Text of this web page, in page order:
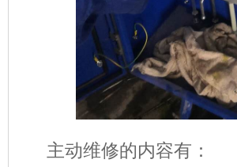
主动维修的内容有：